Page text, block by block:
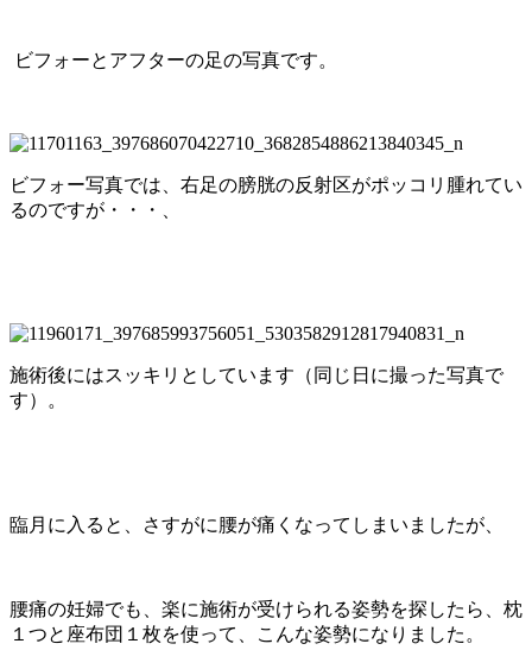
ビフォーとアフターの足の写真です。
ビフォー写真では、右足の膀胱の反射区がポッコリ腫れてい
るのですが・・・、
施術後にはスッキリとしています（同じ日に撮った写真で
す）。
臨月に入ると、さすがに腰が痛くなってしまいましたが、
腰痛の妊婦でも、楽に施術が受けられる姿勢を探したら、枕
１つと座布団１枚を使って、こんな姿勢になりました。